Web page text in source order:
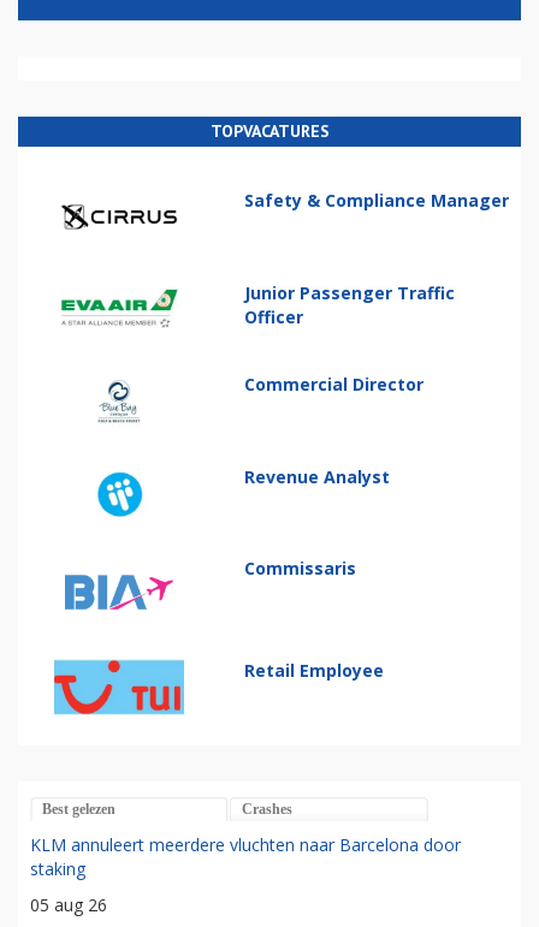
TOPVACATURES
Safety & Compliance Manager
Junior Passenger Traffic
Officer
Commercial Director
Revenue Analyst
Commissaris
Retail Employee
Best gelezen Crashes
KLM annuleert meerdere vluchten naar Barcelona door
staking
05 aug 26